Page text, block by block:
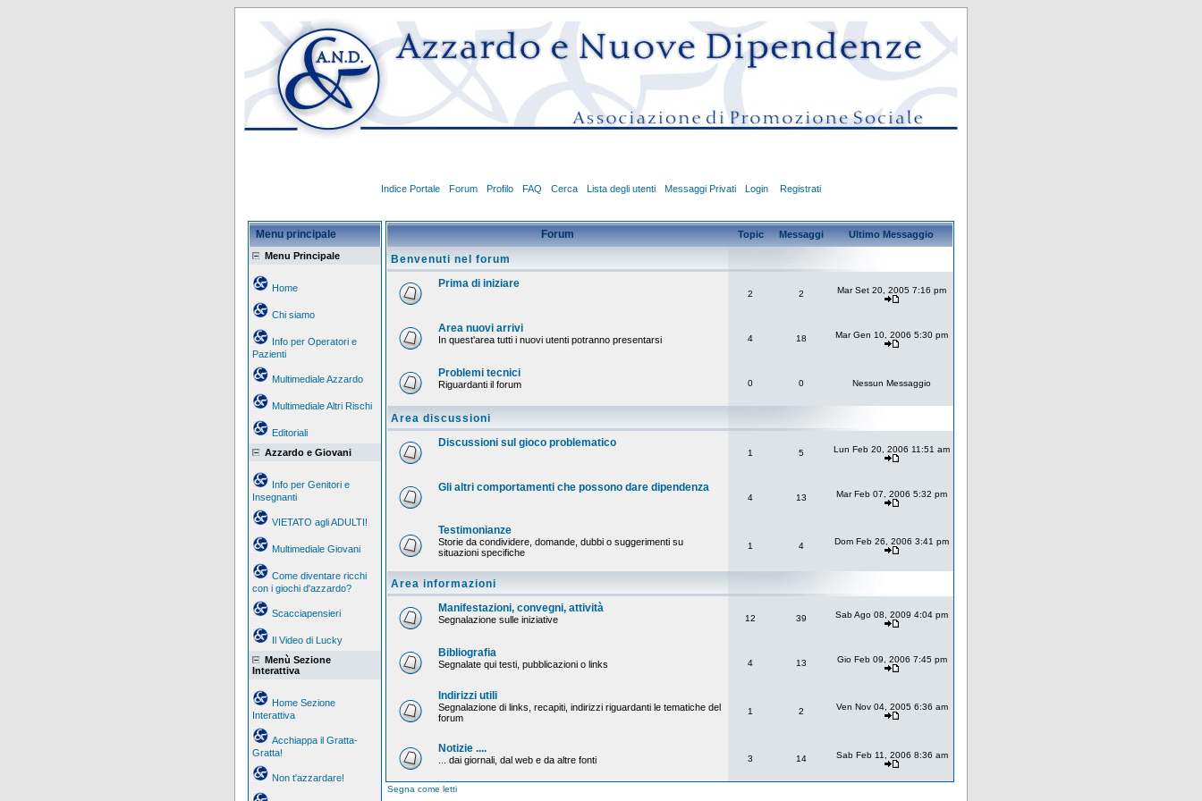
Indice Portale Forum Profilo FAQ Cerca Lista degli utenti Messaggi Privati Login Registrati
Menu principale
Menu Principale
Home
Chi siamo
Info per Operatori e
Pazienti
Multimediale Azzardo
Multimediale Altri Rischi
Editoriali
Azzardo e Giovani
Info per Genitori e
Insegnanti
VIETATO agli ADULTI!
Multimediale Giovani
Come diventare ricchi
con i giochi d'azzardo?
Scacciapensieri
Il Video di Lucky
Menù Sezione
Interattiva
Home Sezione
Interattiva
Acchiappa il Gratta-
Gratta!
Non t'azzardare!
Forum Topic Messaggi Ultimo Messaggio
Benvenuti nel forum
Prima di iniziare
2 2 Mar Set 20, 2005 7:16 pm
Area nuovi arrivi
In quest'area tutti i nuovi utenti potranno presentarsi 4 18 Mar Gen 10, 2006 5:30 pm
Problemi tecnici
Riguardanti il forum 0 0 Nessun Messaggio
Area discussioni
Discussioni sul gioco problematico
1 5 Lun Feb 20, 2006 11:51 am
Gli altri comportamenti che possono dare dipendenza
4 13 Mar Feb 07, 2006 5:32 pm
Testimonianze
Storie da condividere, domande, dubbi o suggerimenti su
situazioni specifiche
1 4 Dom Feb 26, 2006 3:41 pm
Area informazioni
Manifestazioni, convegni, attività
Segnalazione sulle iniziative 12 39 Sab Ago 08, 2009 4:04 pm
Bibliografia
Segnalate qui testi, pubblicazioni o links 4 13 Gio Feb 09, 2006 7:45 pm
Indirizzi utili
Segnalazione di links, recapiti, indirizzi riguardanti le tematiche del
forum
1 2 Ven Nov 04, 2005 6:36 am
Notizie ....
... dai giornali, dal web e da altre fonti 3 14 Sab Feb 11, 2006 8:36 am
Segna come letti